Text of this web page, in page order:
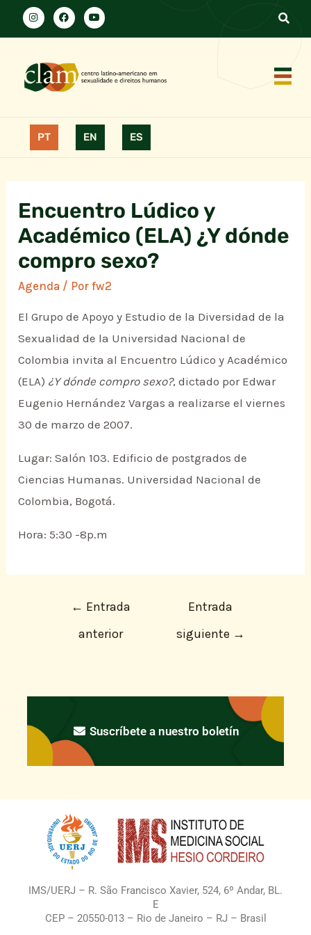
PT EN ES
Encuentro Lúdico y
Académico (ELA) ¿Y dónde
compro sexo?
Agenda / Porfw2
El Grupo de Apoyo y Estudio de la Diversidad de la
Sexualidad de la Universidad Nacional de
Colombia invita al Encuentro Lúdico y Académico
(ELA) ¿Y dónde compro sexo?, dictado por Edwar
Eugenio Hernández Vargas a realizarse el viernes
30 de marzo de 2007.
Lugar: Salón 103. Edificio de postgrados de
Ciencias Humanas. Universidad Nacional de
Colombia, Bogotá.
Hora: 5:30 -8p.m
← Entrada
anterior
Entrada
siguiente →
Suscríbete a nuestro boletín
IMS/UERJ – R. São Francisco Xavier, 524, 6º Andar, BL.
E
CEP – 20550-013 – Rio de Janeiro – RJ – Brasil